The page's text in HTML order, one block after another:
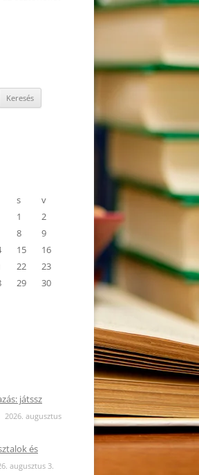
s
v
1
2
8
9
15
16
22
23
29
30
játssz
2026. augusztus
és
augusztus 3.